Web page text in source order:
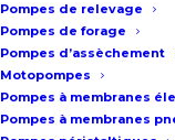
Pompes de relevage
Pompes de forage
Pompes d’assèchement
Motopompes
Pompes à membranes
Pompes à membranes
GHV
Fiche